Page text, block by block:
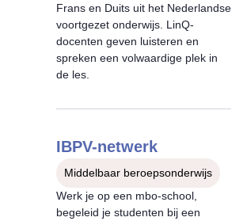
Frans en Duits uit het Nederlandse
voortgezet onderwijs. LinQ-
docenten geven luisteren en
spreken een volwaardige plek in
de les.
IBPV-netwerk
Middelbaar beroepsonderwijs
Werk je op een mbo-school,
begeleid je studenten bij een